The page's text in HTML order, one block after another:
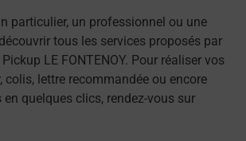
particulier, un professionnel ou une
tous les services proposés par
LE FONTENOY. Pour réaliser vos
colis, lettre recommandée ou encore
quelques clics, rendez-vous sur